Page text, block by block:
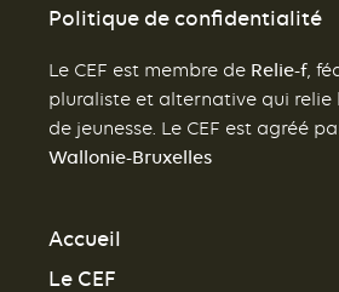
Politique de confidentialité
Le CEF est membre de Relie-f ,
pluraliste et alternative qui relie
de jeunesse. Le CEF est agréé
Wallonie-Bruxelles
Accueil
Le CEF